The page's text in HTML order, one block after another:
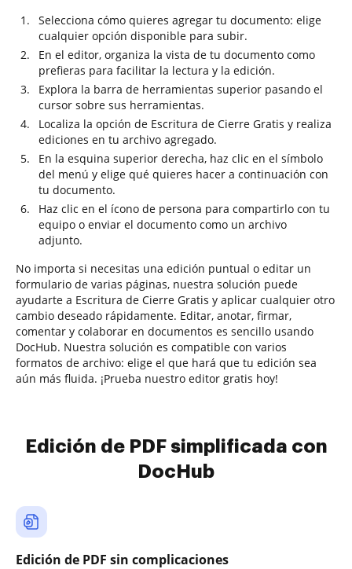
Selecciona cómo quieres agregar tu documento: elige
cualquier opción disponible para subir.
En el editor, organiza la vista de tu documento como
prefieras para facilitar la lectura y la edición.
Explora la barra de herramientas superior pasando el
cursor sobre sus herramientas.
Localiza la opción de Escritura de Cierre Gratis y realiza
ediciones en tu archivo agregado.
En la esquina superior derecha, haz clic en el símbolo
del menú y elige qué quieres hacer a continuación con
tu documento.
Haz clic en el ícono de persona para compartirlo con tu
equipo o enviar el documento como un archivo
adjunto.
No importa si necesitas una edición puntual o editar un
formulario de varias páginas, nuestra solución puede
ayudarte a Escritura de Cierre Gratis y aplicar cualquier otro
cambio deseado rápidamente. Editar, anotar, firmar,
comentar y colaborar en documentos es sencillo usando
DocHub. Nuestra solución es compatible con varios
formatos de archivo: elige el que hará que tu edición sea
aún más fluida. ¡Prueba nuestro editor gratis hoy!
Edición de PDF simplificada con
DocHub
Edición de PDF sin complicaciones